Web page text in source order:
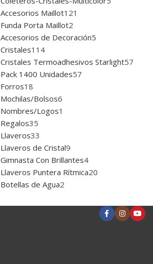
Accesorios Maillot121
Funda Porta Maillot2
Accesorios de Decoración5
Cristales114
Cristales Termoadhesivos Starlight57
Pack 1400 Unidades57
Forros18
Mochilas/Bolsos6
Nombres/Logos1
Regalos35
Llaveros33
Llaveros de Cristal9
Gimnasta Con Brillantes4
Llaveros Puntera Rítmica20
Botellas de Agua2